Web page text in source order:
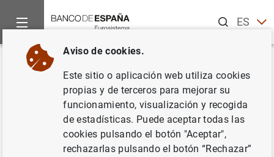
ESEN
Inicio Noticias y eventos
Volver
Estado financiero consolidado
del Eurosistema a 10 de abril de
Aviso de cookies.
Este sitio o aplicación web utiliza cookies
propias y de terceros para mejorar su
funcionamiento, visualización y recogida
de estadísticas. Puede aceptar todas las
cookies pulsando el botón "Aceptar",
rechazarlas pulsando el botón “Rechazar”